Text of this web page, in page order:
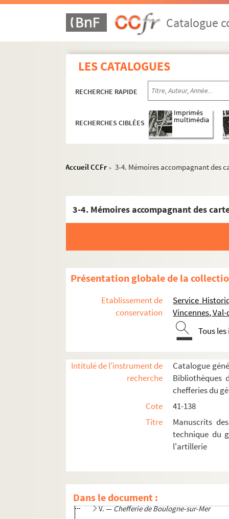
Catalogue
LES CATALOGUES
RECHERCHE RAPIDE
RECHERCHES CIBLÉES
Imprimés
multimédia
Accueil CCFr > 3-4. Mémoires accompagnant des
3-4. Mémoires accompagnant des
Présentation globale de la
Etablissement de
conservation
Service
Vincennes,
Tous
Intitulé de l'instrument de
recherche
Catalogue
Bibliothèques
chefferies du
Cote
41-138
Titre
Manuscrits
technique du
l'artillerie
Dans le document :
MANUSCRITS DES ARCHIVES DE LA
MANUSCRITS CONSERVÉS DANS LES
IV. —
Chefferie de Bordeaux
V. —Chefferie de Boulogne-sur-Mer